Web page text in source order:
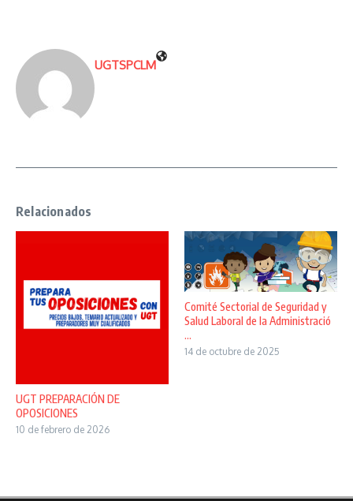
UGTSPCLM
Relacionados
UGT PREPARACIÓN DE
OPOSICIONES
10 de febrero de 2026
Comité Sectorial de Seguridad y
Salud Laboral de la Administració
...
14 de octubre de 2025